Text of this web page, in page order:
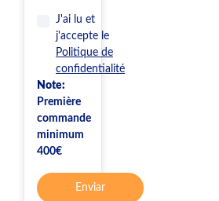
J'ai lu et
j'accepte le
Politique de
confidentialité
Note:
Première
commande
minimum
400€
Enviar